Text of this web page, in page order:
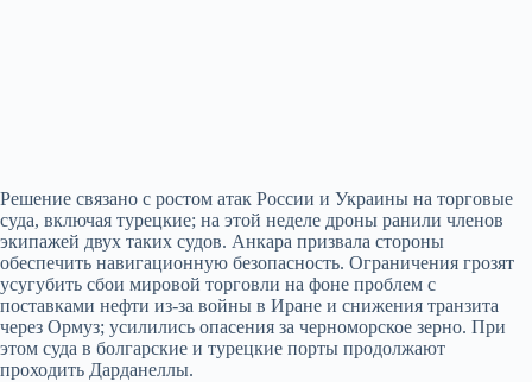
Решение связано с ростом атак России и Украины на торговые
суда, включая турецкие; на этой неделе дроны ранили членов
экипажей двух таких судов. Анкара призвала стороны
обеспечить навигационную безопасность. Ограничения грозят
усугубить сбои мировой торговли на фоне проблем с
поставками нефти из-за войны в Иране и снижения транзита
через Ормуз; усилились опасения за черноморское зерно. При
этом суда в болгарские и турецкие порты продолжают
проходить Дарданеллы.